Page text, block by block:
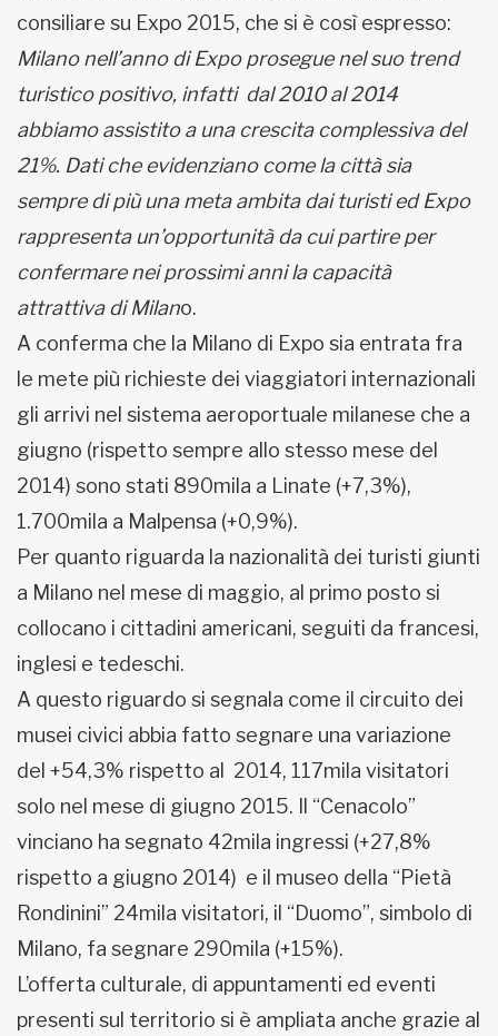
consiliare su Expo 2015, che si è così espresso:
Milano nell’anno di Expo prosegue nel suo trend
turistico positivo, infatti dal 2010 al 2014
abbiamo assistito a una crescita complessiva del
21%. Dati che evidenziano come la città sia
sempre di più una meta ambita dai turisti ed Expo
rappresenta un’opportunità da cui partire per
confermare nei prossimi anni la capacità
attrattiva di Milano.
A conferma che la Milano di Expo sia entrata fra
le mete più richieste dei viaggiatori internazionali
gli arrivi nel sistema aeroportuale milanese che a
giugno (rispetto sempre allo stesso mese del
2014) sono stati 890mila a Linate (+7,3%),
1.700mila a Malpensa (+0,9%).
Per quanto riguarda la nazionalità dei turisti giunti
a Milano nel mese di maggio, al primo posto si
collocano i cittadini americani, seguiti da francesi,
inglesi e tedeschi.
A questo riguardo si segnala come il circuito dei
musei civici abbia fatto segnare una variazione
del +54,3% rispetto al 2014, 117mila visitatori
solo nel mese di giugno 2015. Il “Cenacolo”
vinciano ha segnato 42mila ingressi (+27,8%
rispetto a giugno 2014) e il museo della “Pietà
Rondinini” 24mila visitatori, il “Duomo”, simbolo di
Milano, fa segnare 290mila (+15%).
L’offerta culturale, di appuntamenti ed eventi
presenti sul territorio si è ampliata anche grazie al